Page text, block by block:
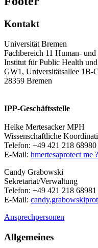
Kontakt
Universität Bremen
Fachbereich 11 Human-
Institut für Public Health
GW1, Universitätsallee 1B-C
28359 Bremen
IPP-Geschäftsstelle
Heike Mertesacker MPH
Wissenschaftliche
Telefon: +49 421 218 68980
E-Mail: hmertesaprotect me
Candy Grabowski
Sekretariat/Verwaltung
Telefon: +49 421 218 68981
E-Mail: candy.grabowski
Ansprechpersonen
Allgemeines